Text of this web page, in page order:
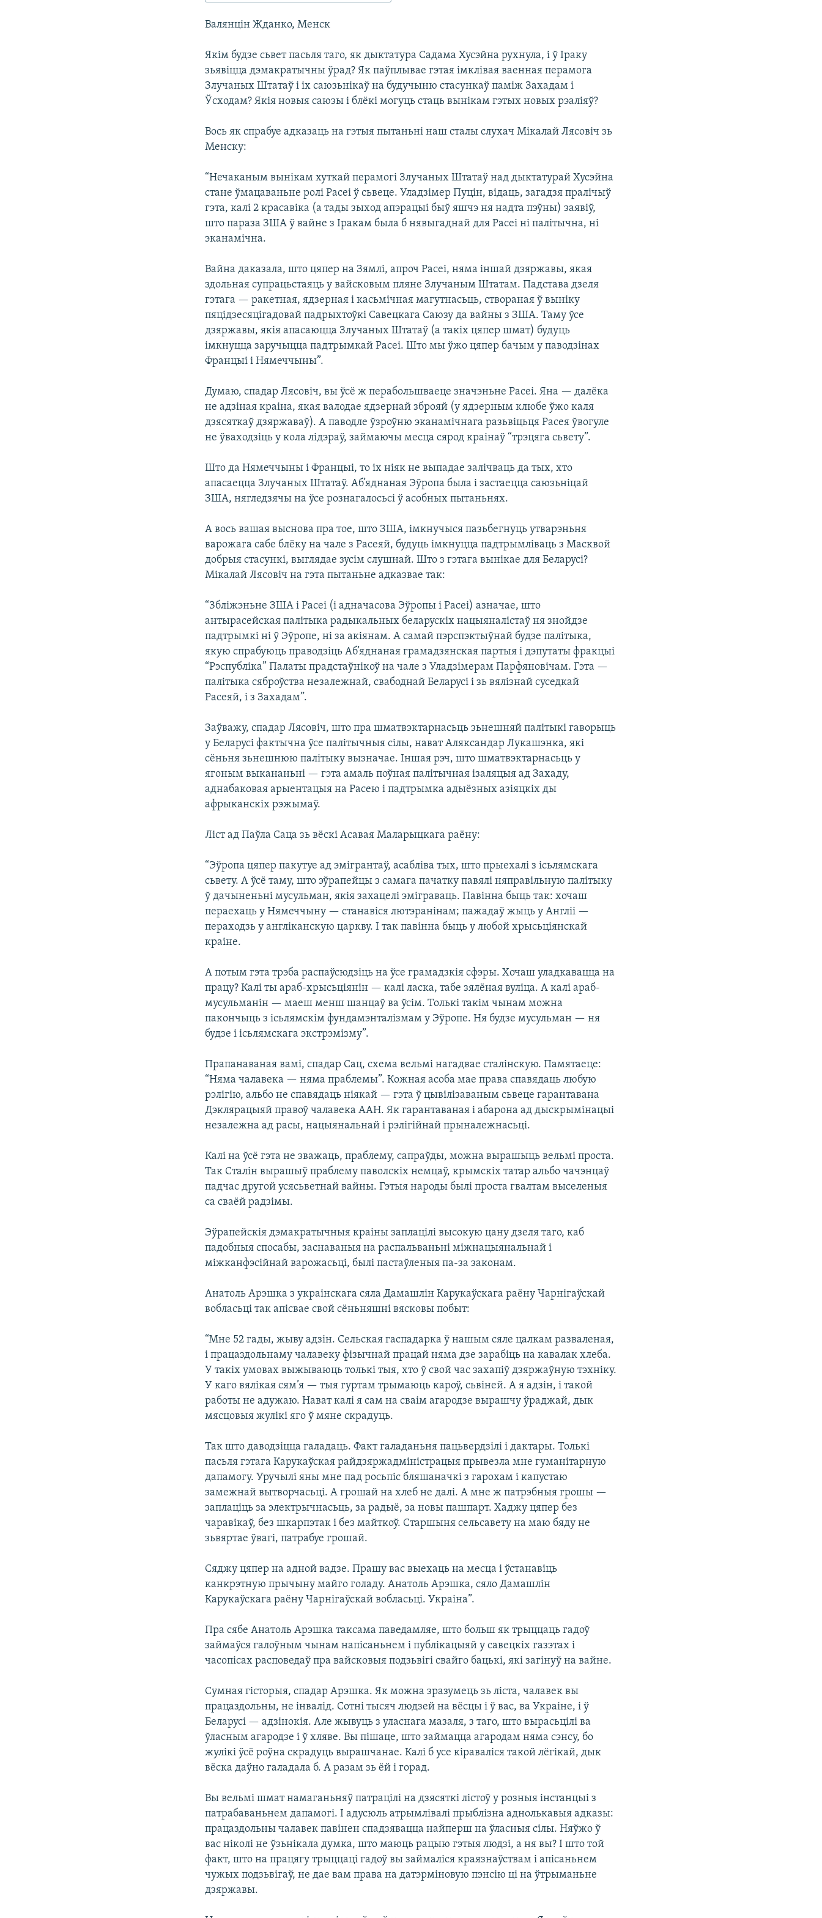
Валянцін Жданко, Менск
Якім будзе сьвет пасьля таго, як дыктатура Садама Хусэйна рухнула, і ў Іраку
зьявіцца дэмакратычны ўрад? Як паўплывае гэтая імклівая ваенная перамога
Злучаных Штатаў і іх саюзьнікаў на будучыню стасункаў паміж Захадам і
Ўсходам? Якія новыя саюзы і блёкі могуць стаць вынікам гэтых новых рэаліяў?
Вось як спрабуе адказаць на гэтыя пытаньні наш сталы слухач Мікалай Лясовіч зь
Менску:
“Нечаканым вынікам хуткай перамогі Злучаных Штатаў над дыктатурай Хусэйна
стане ўмацаваньне ролі Расеі ў сьвеце. Уладзімер Пуцін, відаць, загадзя пралічыў
гэта, калі 2 красавіка (а тады зыход апэрацыі быў яшчэ ня надта пэўны) заявіў,
што параза ЗША ў вайне з Іракам была б нявыгаднай для Расеі ні палітычна, ні
эканамічна.
Вайна даказала, што цяпер на Зямлі, апроч Расеі, няма іншай дзяржавы, якая
здольная супрацьстаяць у вайсковым пляне Злучаным Штатам. Падстава дзеля
гэтага — ракетная, ядзерная і касьмічная магутнасьць, створаная ў выніку
пяцідзесяцігадовай падрыхтоўкі Савецкага Саюзу да вайны з ЗША. Таму ўсе
дзяржавы, якія апасаюцца Злучаных Штатаў (а такіх цяпер шмат) будуць
імкнуцца заручыцца падтрымкай Расеі. Што мы ўжо цяпер бачым у паводзінах
Францыі і Нямеччыны”.
Думаю, спадар Лясовіч, вы ўсё ж перабольшваеце значэньне Расеі. Яна — далёка
не адзіная краіна, якая валодае ядзернай зброяй (у ядзерным клюбе ўжо каля
дзясяткаў дзяржаваў). А паводле ўзроўню эканамічнага разьвіцьця Расея ўвогуле
не ўваходзіць у кола лідэраў, займаючы месца сярод краінаў “трэцяга сьвету”.
Што да Нямеччыны і Францыі, то іх ніяк не выпадае залічваць да тых, хто
апасаецца Злучаных Штатаў. Аб’яднаная Эўропа была і застаецца саюзьніцай
ЗША, нягледзячы на ўсе рознагалосьсі ў асобных пытаньнях.
А вось вашая выснова пра тое, што ЗША, імкнучыся пазьбегнуць утварэньня
варожага сабе блёку на чале з Расеяй, будуць імкнуцца падтрымліваць з Масквой
добрыя стасункі, выглядае зусім слушнай. Што з гэтага вынікае для Беларусі?
Мікалай Лясовіч на гэта пытаньне адказвае так:
“Збліжэньне ЗША і Расеі (і адначасова Эўропы і Расеі) азначае, што
антырасейская палітыка радыкальных беларускіх нацыяналістаў ня знойдзе
падтрымкі ні ў Эўропе, ні за акіянам. А самай пэрспэктыўнай будзе палітыка,
якую спрабуюць праводзіць Аб’яднаная грамадзянская партыя і дэпутаты фракцыі
“Рэспубліка” Палаты прадстаўнікоў на чале з Уладзімерам Парфяновічам. Гэта —
палітыка сяброўства незалежнай, свабоднай Беларусі і зь вялізнай суседкай
Расеяй, і з Захадам”.
Заўважу, спадар Лясовіч, што пра шматвэктарнасьць зьнешняй палітыкі гаворыць
у Беларусі фактычна ўсе палітычныя сілы, нават Аляксандар Лукашэнка, які
сёньня зьнешнюю палітыку вызначае. Іншая рэч, што шматвэктарнасьць у
ягоным выкананьні — гэта амаль поўная палітычная ізаляцыя ад Захаду,
аднабаковая арыентацыя на Расею і падтрымка адыёзных азіяцкіх ды
афрыканскіх рэжымаў.
Ліст ад Паўла Саца зь вёскі Асавая Маларыцкага раёну:
“Эўропа цяпер пакутуе ад эмігрантаў, асабліва тых, што прыехалі з ісьлямскага
сьвету. А ўсё таму, што эўрапейцы з самага пачатку павялі няправільную палітыку
ў дачыненьні мусульман, якія захацелі эміграваць. Павінна быць так: хочаш
пераехаць у Нямеччыну — станавіся лютэранінам; пажадаў жыць у Англіі —
пераходзь у англіканскую царкву. І так павінна быць у любой хрысьціянскай
краіне.
А потым гэта трэба распаўсюдзіць на ўсе грамадзкія сфэры. Хочаш уладкавацца на
працу? Калі ты араб-хрысьціянін — калі ласка, табе зялёная вуліца. А калі араб-
мусульманін — маеш менш шанцаў ва ўсім. Толькі такім чынам можна
пакончыць з ісьлямскім фундамэнталізмам у Эўропе. Ня будзе мусульман — ня
будзе і ісьлямскага экстрэмізму”.
Прапанаваная вамі, спадар Сац, схема вельмі нагадвае сталінскую. Памятаеце:
“Няма чалавека — няма праблемы”. Кожная асоба мае права спавядаць любую
рэлігію, альбо не спавядаць ніякай — гэта ў цывілізаваным сьвеце гарантавана
Дэклярацыяй правоў чалавека ААН. Як гарантаваная і абарона ад дыскрымінацыі
незалежна ад расы, нацыянальнай і рэлігійнай прыналежнасьці.
Калі на ўсё гэта не зважаць, праблему, сапраўды, можна вырашыць вельмі проста.
Так Сталін вырашыў праблему паволскіх немцаў, крымскіх татар альбо чачэнцаў
падчас другой усясьветнай вайны. Гэтыя народы былі проста гвалтам выселеныя
са сваёй радзімы.
Эўрапейскія дэмакратычныя краіны заплацілі высокую цану дзеля таго, каб
падобныя спосабы, заснаваныя на распальваньні міжнацыянальнай і
міжканфэсійнай варожасьці, былі пастаўленыя па-за законам.
Анатоль Арэшка з украінскага сяла Дамашлін Карукаўскага раёну Чарнігаўскай
вобласьці так апісвае свой сёньняшні вясковы побыт:
“Мне 52 гады, жыву адзін. Сельская гаспадарка ў нашым сяле цалкам разваленая,
і працаздольнаму чалавеку фізычнай працай няма дзе зарабіць на кавалак хлеба.
У такіх умовах выжываюць толькі тыя, хто ў свой час захапіў дзяржаўную тэхніку.
У каго вялікая сям’я — тыя гуртам трымаюць кароў, сьвіней. А я адзін, і такой
работы не адужаю. Нават калі я сам на сваім агародзе вырашчу ўраджай, дык
мясцовыя жулікі яго ў мяне скрадуць.
Так што даводзіцца галадаць. Факт галаданьня пацьвердзілі і дактары. Толькі
пасьля гэтага Карукаўская райдзяржадміністрацыя прывезла мне гуманітарную
дапамогу. Уручылі яны мне пад росьпіс бляшаначкі з гарохам і капустаю
замежнай вытворчасьці. А грошай на хлеб не далі. А мне ж патрэбныя грошы —
заплаціць за электрычнасьць, за радыё, за новы пашпарт. Хаджу цяпер без
чаравікаў, без шкарпэтак і без майткоў. Старшыня сельсавету на маю бяду не
зьвяртае ўвагі, патрабуе грошай.
Сяджу цяпер на адной вадзе. Прашу вас выехаць на месца і ўстанавіць
канкрэтную прычыну майго голаду. Анатоль Арэшка, сяло Дамашлін
Карукаўскага раёну Чарнігаўскай вобласьці. Украіна”.
Пра сябе Анатоль Арэшка таксама паведамляе, што больш як трыццаць гадоў
займаўся галоўным чынам напісаньнем і публікацыяй у савецкіх газэтах і
часопісах расповедаў пра вайсковыя подзьвігі свайго бацькі, які загінуў на вайне.
Сумная гісторыя, спадар Арэшка. Як можна зразумець зь ліста, чалавек вы
працаздольны, не інвалід. Сотні тысяч людзей на вёсцы і ў вас, ва Украіне, і ў
Беларусі — адзінокія. Але жывуць з уласнага мазаля, з таго, што вырасьцілі ва
ўласным агародзе і ў хляве. Вы пішаце, што займацца агародам няма сэнсу, бо
жулікі ўсё роўна скрадуць вырашчанае. Калі б усе кіраваліся такой лёгікай, дык
вёска даўно галадала б. А разам зь ёй і горад.
Вы вельмі шмат намаганьняў патрацілі на дзясяткі лістоў у розныя інстанцыі з
патрабаваньнем дапамогі. І адусюль атрымлівалі прыблізна аднолькавыя адказы:
працаздольны чалавек павінен спадзявацца найперш на ўласныя сілы. Няўжо ў
вас ніколі не ўзьнікала думка, што маюць рацыю гэтыя людзі, а ня вы? І што той
факт, што на працягу трыццаці гадоў вы займаліся краязнаўствам і апісаньнем
чужых подзьвігаў, не дае вам права на датэрміновую пэнсію ці на ўтрыманьне
дзяржавы.